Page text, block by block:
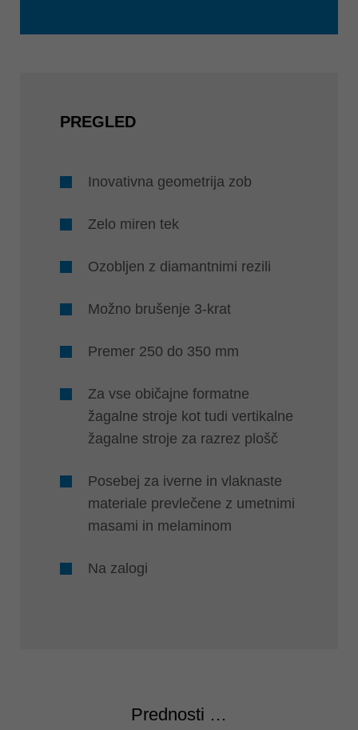
PREGLED
Inovativna geometrija zob
Zelo miren tek
Ozobljen z diamantnimi rezili
Možno brušenje 3-krat
Premer 250 do 350 mm
Za vse običajne formatne
žagalne stroje kot tudi vertikalne
žagalne stroje za razrez plošč
Posebej za iverne in vlaknaste
materiale prevlečene z umetnimi
masami in melaminom
Na zalogi
Prednosti …